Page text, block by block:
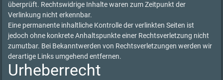
überprüft. Rechtswidrige Inhalte waren zum Zeitpunkt der
Verlinkung nicht erkennbar.
Eine permanente inhaltliche Kontrolle der verlinkten Seiten ist
jedoch ohne konkrete Anhaltspunkte einer Rechtsverletzung nicht
zumutbar. Bei Bekanntwerden von Rechtsverletzungen werden wir
derartige Links umgehend entfernen.
Urheberrecht